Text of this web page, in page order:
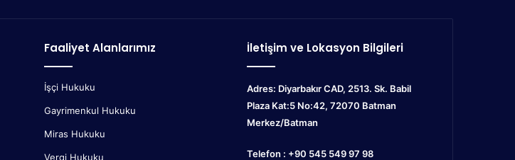
Faaliyet Alanlarımız
İşçi Hukuku
Gayrimenkul Hukuku
Miras Hukuku
Vergi Hukuku
İletişim ve Lokasyon Bilgileri
Adres: Diyarbakır CAD, 2513. Sk. Babil
Plaza Kat:5 No:42, 72070 Batman
Merkez/Batman
Telefon : +90 545 549 97 98